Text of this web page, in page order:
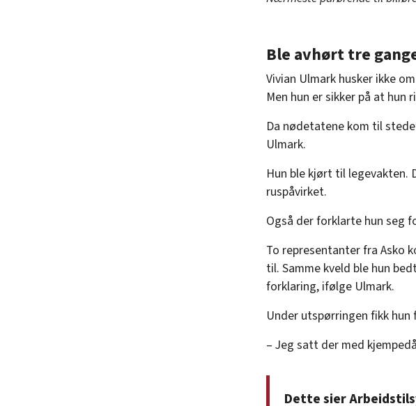
Ble avhørt tre
Vivian Ulmark husker ikke
Men hun er sikker på at hun
Da nødetatene kom til
Ulmark.
Hun ble kjørt til legevakten.
ruspåvirket.
Også der forklarte hun seg
To representanter fra Asko
til. Samme kveld ble hun
forklaring, ifølge Ulmark.
Under utspørringen fikk hun
– Jeg satt der med
Dette sier